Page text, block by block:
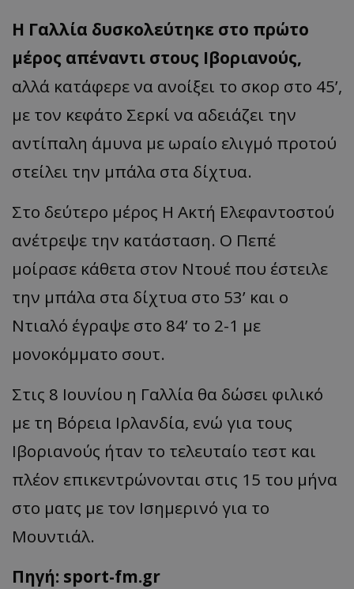
Η Γαλλία δυσκολεύτηκε στο πρώτο
μέρος απέναντι στους Ιβοριανούς,
αλλά κατάφερε να ανοίξει το σκορ στο 45’,
με τον κεφάτο Σερκί να αδειάζει την
αντίπαλη άμυνα με ωραίο ελιγμό προτού
στείλει την μπάλα στα δίχτυα.
Στο δεύτερο μέρος Η Ακτή Ελεφαντοστού
ανέτρεψε την κατάσταση. Ο Πεπέ
μοίρασε κάθετα στον Ντουέ που έστειλε
την μπάλα στα δίχτυα στο 53’ και ο
Ντιαλό έγραψε στο 84’ το 2-1 με
μονοκόμματο σουτ.
Στις 8 Ιουνίου η Γαλλία θα δώσει φιλικό
με τη Βόρεια Ιρλανδία, ενώ για τους
Ιβοριανούς ήταν το τελευταίο τεστ και
πλέον επικεντρώνονται στις 15 του μήνα
στο ματς με τον Ισημερινό για το
Μουντιάλ.
Πηγή: sport-fm.gr